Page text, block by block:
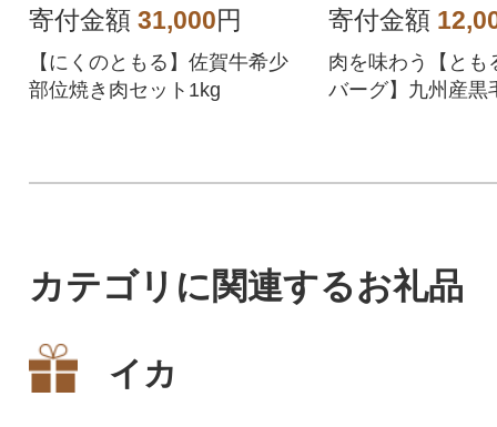
寄付金額 31,000円
【にくのともる】佐賀牛希少
部位焼き肉セット1kg
寄付金額
肉を味わう【とも
バーグ】九州産黒
カテゴリに関連するお礼品
イカ